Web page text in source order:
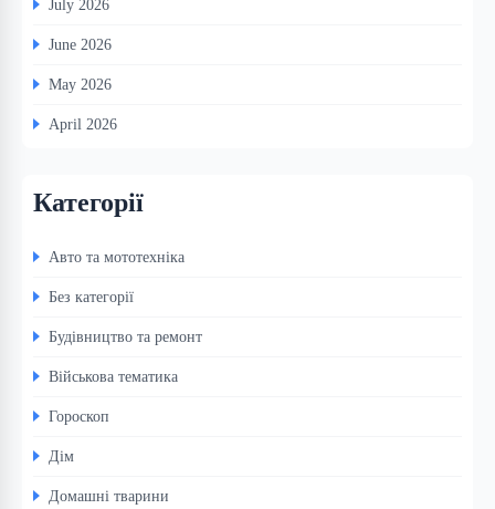
July 2026
June 2026
May 2026
April 2026
Категорії
Авто та мототехніка
Без категорії
Будівництво та ремонт
Військова тематика
Гороскоп
Дім
Домашні тварини